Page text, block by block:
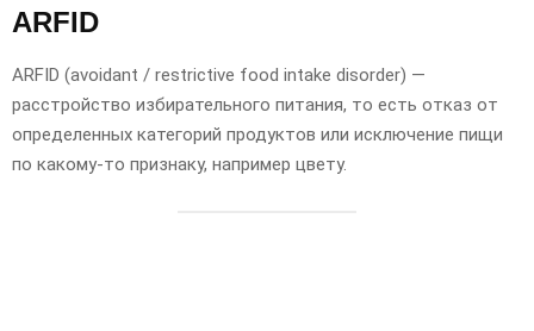
ARFID
ARFID (avoidant / restrictive food intake disorder) —
расстройство избирательного питания, то есть отказ от
определенных категорий продуктов или исключение пищи
по какому-то признаку, например цвету.